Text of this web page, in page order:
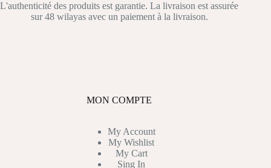
L'authenticité des produits est garantie. La livraison est assurée
sur 48 wilayas avec un paiement à la livraison.
MON COMPTE
My Account
My Wishlist
My Cart
Sing In